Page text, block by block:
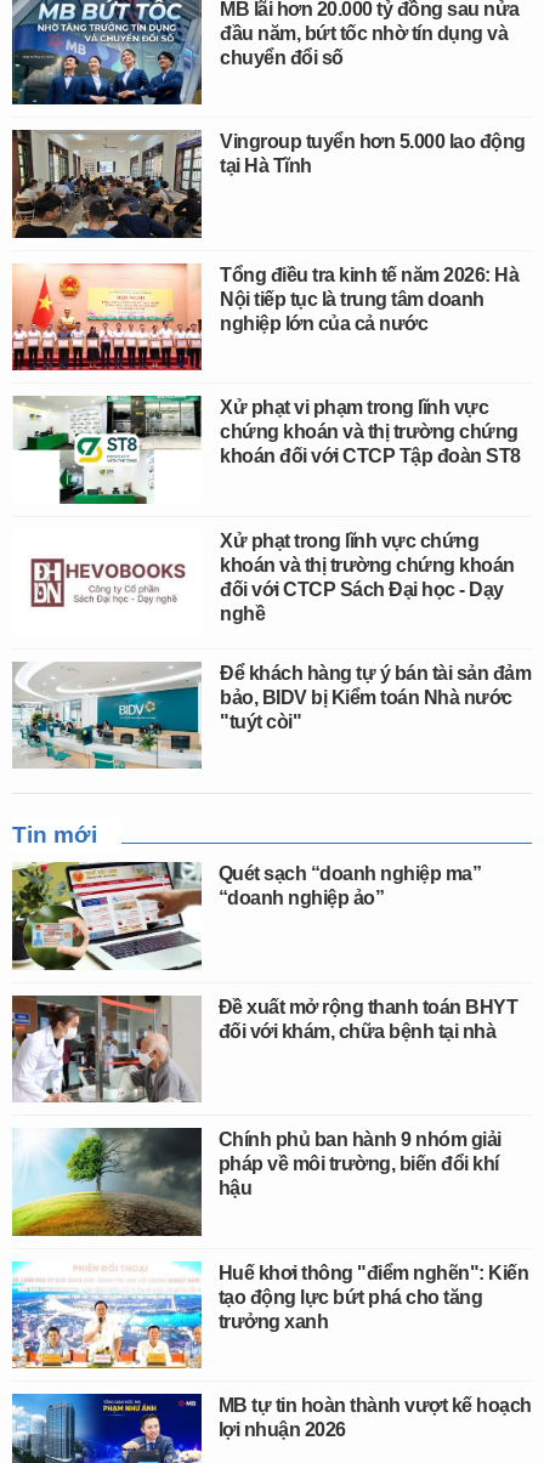
MB lãi hơn 20.000 tỷ đồng sau nửa
đầu năm, bứt tốc nhờ tín dụng và
chuyển đổi số
Vingroup tuyển hơn 5.000 lao động
tại Hà Tĩnh
Tổng điều tra kinh tế năm 2026: Hà
Nội tiếp tục là trung tâm doanh
nghiệp lớn của cả nước
Xử phạt vi phạm trong lĩnh vực
chứng khoán và thị trường chứng
khoán đối với CTCP Tập đoàn ST8
Xử phạt trong lĩnh vực chứng
khoán và thị trường chứng khoán
đối với CTCP Sách Đại học - Dạy
nghề
Để khách hàng tự ý bán tài sản đảm
bảo, BIDV bị Kiểm toán Nhà nước
"tuýt còi"
Tin mới
Quét sạch “doanh nghiệp ma”
“doanh nghiệp ảo”
Đề xuất mở rộng thanh toán BHYT
đối với khám, chữa bệnh tại nhà
Chính phủ ban hành 9 nhóm giải
pháp về môi trường, biến đổi khí
hậu
Huế khơi thông "điểm nghẽn": Kiến
tạo động lực bứt phá cho tăng
trưởng xanh
MB tự tin hoàn thành vượt kế hoạch
lợi nhuận 2026